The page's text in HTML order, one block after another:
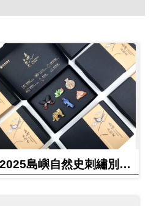
2025島嶼自然史刺繡別針